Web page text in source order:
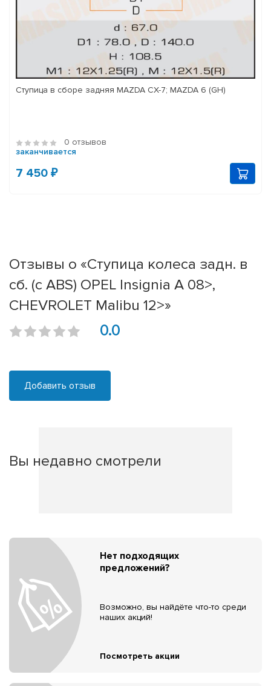
Ступица в сборе задняя MAZDA CX-7; MAZDA 6 (GH)
0 отзывов
заканчивается
7 450 ₽
Отзывы о «Ступица колеса задн. в
сб. (с ABS) OPEL Insignia A 08>,
CHEVROLET Malibu 12>»
0.0
Добавить отзыв
Вы недавно смотрели
Нет подходящих
предложений?
Возможно, вы найдёте что-то среди
наших акций!
Посмотреть акции